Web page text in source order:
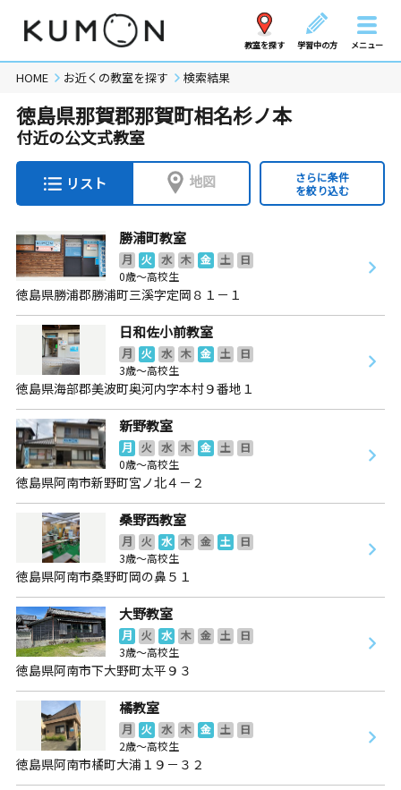
教室を探す 学習中の方 メニュー
HOME お近くの教室を探す 検索結果
徳島県那賀郡那賀町相名杉ノ本
付近の公文式教室
リスト 地図
さらに条件
を絞り込む
勝浦町教室
月 火 水 木 金 土
日
0歳～高校生
徳島県勝浦郡勝浦町三溪字定岡８１－１
日和佐小前教室
月 火 水 木 金 土
日
3歳～高校生
徳島県海部郡美波町奥河内字本村９番地１
新野教室
月 火 水 木 金 土
日
0歳～高校生
徳島県阿南市新野町宮ノ北４－２
桑野西教室
月 火 水 木 金 土
日
3歳～高校生
徳島県阿南市桑野町岡の鼻５１
大野教室
月 火 水 木 金 土
日
3歳～高校生
徳島県阿南市下大野町太平９３
橘教室
月 火 水 木 金 土
日
2歳～高校生
徳島県阿南市橘町大浦１９－３２